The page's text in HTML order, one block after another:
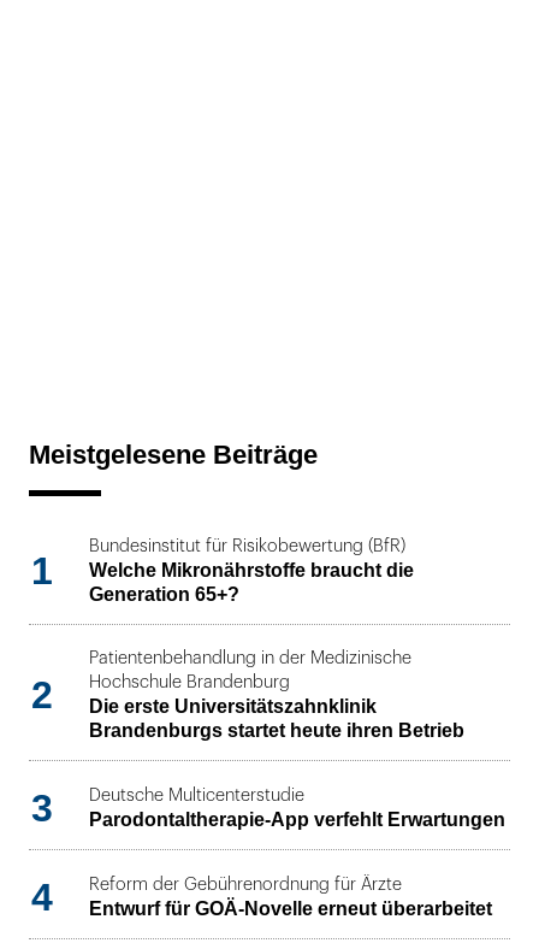
Meistgelesene Beiträge
1
Bundesinstitut für Risikobewertung (BfR)
Welche Mikronährstoffe braucht die
Generation 65+?
2
Patientenbehandlung in der Medizinische
Hochschule Brandenburg
Die erste Universitätszahnklinik
Brandenburgs startet heute ihren Betrieb
3 Deutsche Multicenterstudie
Parodontaltherapie-App verfehlt Erwartungen
4 Reform der Gebührenordnung für Ärzte
Entwurf für GOÄ-Novelle erneut überarbeitet